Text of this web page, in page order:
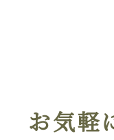
お気軽